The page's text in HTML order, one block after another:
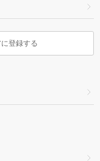
登録する